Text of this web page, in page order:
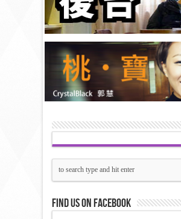
Find us on Facebook